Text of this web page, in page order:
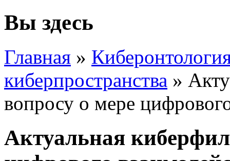
Вы здесь
Главная »
киберпространства »
вопросу о мере
Актуальная